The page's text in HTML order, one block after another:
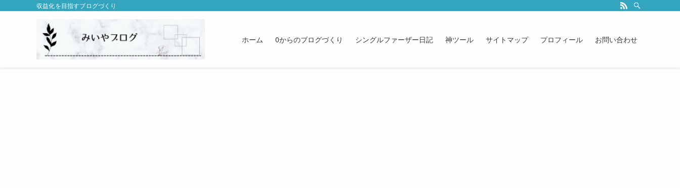
収益化を目指すブログづくり
ホーム 0からのブログづくり シングルファーザー日記 神ツール サイトマップ プロフィール お問い合わせ